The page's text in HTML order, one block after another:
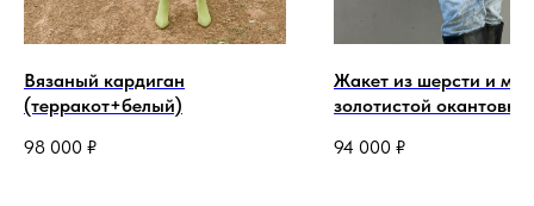
Вязаный кардиган
(терракот+белый)
98 000 ₽
Жакет из шерсти и
золотистой
94 000 ₽